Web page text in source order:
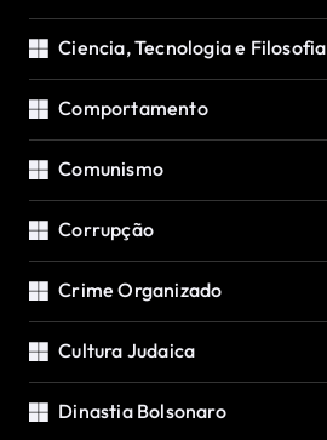
Ciencia, Tecnologia e Filosofia
Comportamento
Comunismo
Corrupção
Crime Organizado
Cultura Judaica
Dinastia Bolsonaro